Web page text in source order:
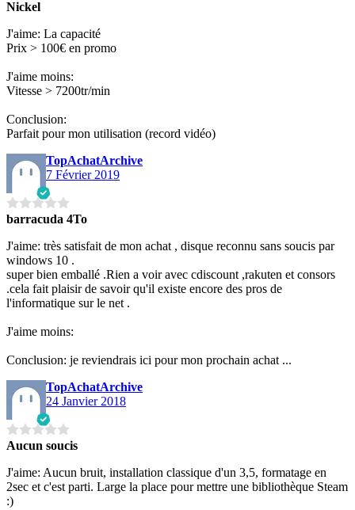
Nickel
J'aime: La capacité
Prix > 100€ en promo
J'aime moins:
Vitesse > 7200tr/min
Conclusion:
Parfait pour mon utilisation (record vidéo)
TopAchatArchive
7 Février 2019
barracuda 4To
J'aime: très satisfait de mon achat , disque reconnu sans soucis par
windows 10 .
super bien emballé .Rien a voir avec cdiscount ,rakuten et consors
.cela fait plaisir de savoir qu'il existe encore des pros de
l'informatique sur le net .
J'aime moins:
Conclusion: je reviendrais ici pour mon prochain achat ...
TopAchatArchive
24 Janvier 2018
Aucun soucis
J'aime: Aucun bruit, installation classique d'un 3,5, formatage en
2sec et c'est parti. Large la place pour mettre une bibliothèque Steam
:)